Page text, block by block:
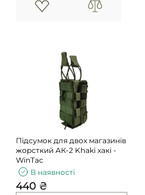
Підсумок для двох магазинів
жорсткий АК-2 Khaki хакі -
WinTac
В наявності
440 ₴